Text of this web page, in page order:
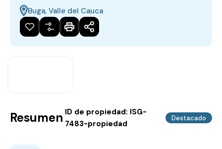
Buga, Valle del Cauca
Resumen ID de propiedad: ISG-
7483-propiedad
Destacado